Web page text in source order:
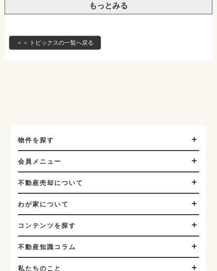
もっとみる
＜＜ トピックスの一覧へ戻る
物件を探す
会員メニュー
不動産売却について
わが家について
コンテンツを探す
不動産知識コラム
私たちのこと